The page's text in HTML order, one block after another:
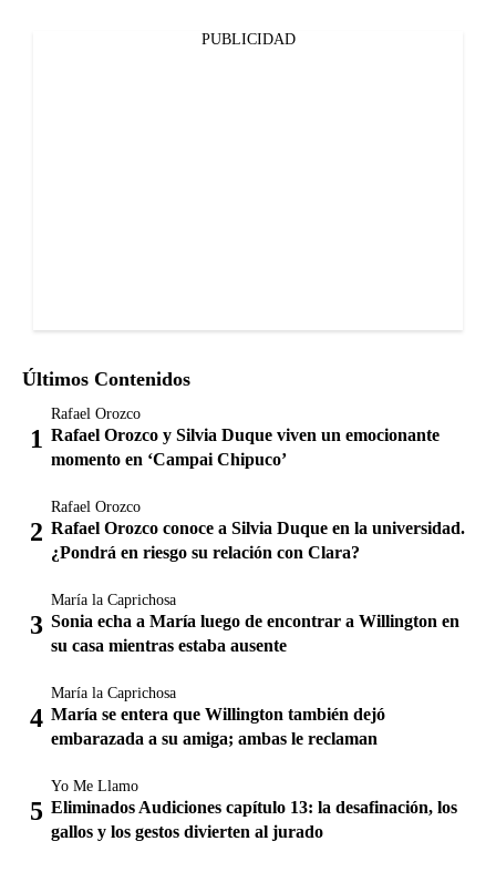
PUBLICIDAD
Últimos Contenidos
Rafael Orozco
Rafael Orozco y Silvia Duque viven un emocionante
momento en ‘Campai Chipuco’
Rafael Orozco
Rafael Orozco conoce a Silvia Duque en la universidad.
¿Pondrá en riesgo su relación con Clara?
María la Caprichosa
Sonia echa a María luego de encontrar a Willington en
su casa mientras estaba ausente
María la Caprichosa
María se entera que Willington también dejó
embarazada a su amiga; ambas le reclaman
Yo Me Llamo
Eliminados Audiciones capítulo 13: la desafinación, los
gallos y los gestos divierten al jurado